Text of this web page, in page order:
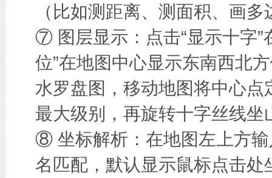
（比如测距离、测面积、画多
⑦ 图层显示：点击“显示十字”
位”在地图中心显示东南西北
水罗盘图，移动地图将中心
最大级别，再旋转十字丝线坐
⑧ 坐标解析：在地图左上方
名匹配，默认显示鼠标点击处